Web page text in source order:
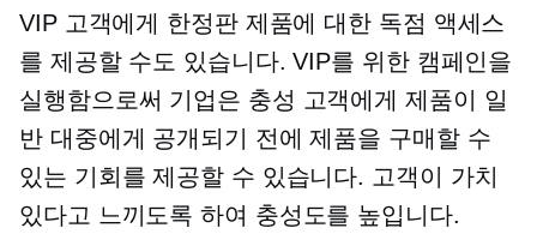
VIP 고객에게 한정판 제품에 대한 독점 액세스
를 제공할 수도 있습니다. VIP를 위한 캠페인을
실행함으로써 기업은 충성 고객에게 제품이 일
반 대중에게 공개되기 전에 제품을 구매할 수
있는 기회를 제공할 수 있습니다. 고객이 가치
있다고 느끼도록 하여 충성도를 높입니다.